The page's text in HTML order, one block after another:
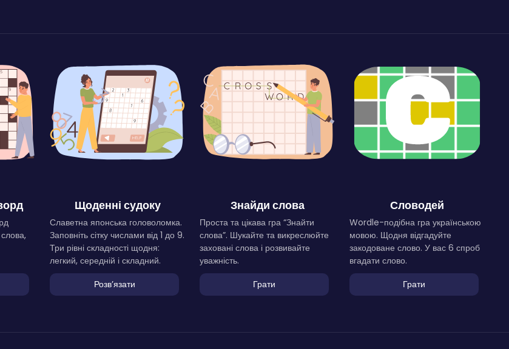
Щоденні судоку
Славетна японська головоломка.
Заповніть сітку числами від 1 до 9.
Три рівні складності щодня:
легкий, середній і складний.
Розвʼязати
Знайди слова
Проста та цікава гра “Знайти
слова”. Шукайте та викреслюйте
заховані слова і розвивайте
уважність.
Грати
Словодей
Wordle-подібна гра українською
мовою. Щодня відгадуйте
закодоване слово. У вас 6 спроб
вгадати слово.
Грати